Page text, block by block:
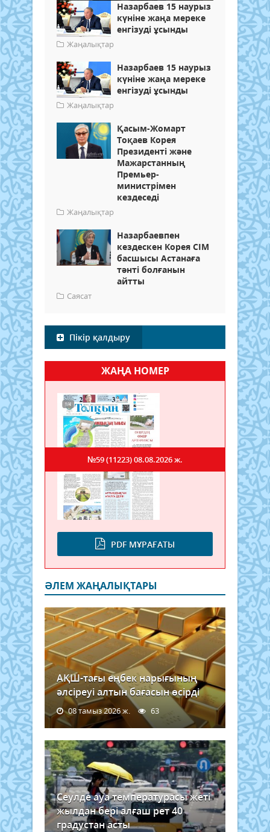
Назарбаев 15 наурыз
күніне жаңа мереке
енгізуді ұсынды
Жаңалықтар
Назарбаев 15 наурыз
күніне жаңа мереке
енгізуді ұсынды
Жаңалықтар
Қасым-Жомарт
Тоқаев Корея
Президенті және
Мажарстанның
Премьер-
министрімен
кездеседі
Жаңалықтар
Назарбаевпен
кездескен Корея СІМ
басшысы Астанаға
тәнті болғанын
айтты
Саясат
Пікір қалдыру
ЖАҢА НОМЕР
PDF МҰРАҒАТЫ
№59 (11223)08.08.2026 ж.
ӘЛЕМ ЖАҢАЛЫҚТАРЫ
АҚШ-тағы еңбек нарығының
әлсіреуі алтын бағасын өсірді
08 тамыз 2026 ж. 63
Сеулде ауа температурасы жеті
жылдан бері алғаш рет 40
градустан асты